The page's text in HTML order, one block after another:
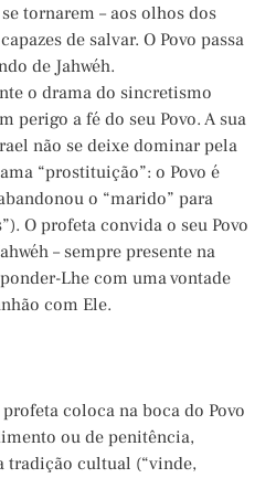
tornarem – aos olhos dos
de salvar. O Povo passa
de Jahwéh.
o drama do sincretismo
perigo a fé do seu Povo. A sua
não se deixe dominar pela
“prostituição”: o Povo é
o “marido” para
O profeta convida o seu Povo
– sempre presente na
Lhe com uma vontade
com Ele.
coloca na boca do Povo
ou de penitência,
tradição cultual (“vinde,